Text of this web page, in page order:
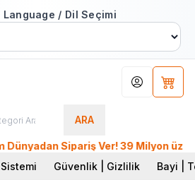
Language / Dil Seçimi
ARA
Hesabım
Sipariş Ver! 39 Milyon
Güvenlik | Gizlilik Bayi |